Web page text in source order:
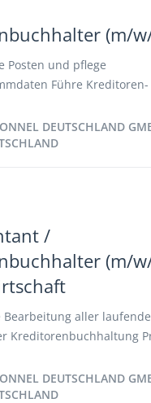
(m/
Posten und pflege
Führe
und Kasse Wirke
und
DEUTSCHLAND
/
(m/
Bearbeitung aller
Kreditorenbuchhaltung
Stammdatenpflege Ad-
DEUTSCHLAND